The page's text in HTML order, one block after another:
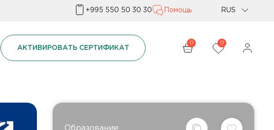
+995 550 50 30 30 Помощь RUS
Geo
АКТИВИРОВАТЬ СЕРТИФИКАТ
0 0
Образование